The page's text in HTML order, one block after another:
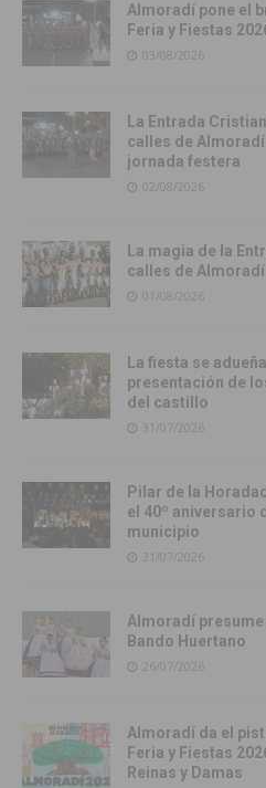
Almoradí pone el
Feria y Fiestas
03/08/2026
La Entrada
calles de
jornada festera
02/08/2026
La magia de la
calles de Almoradí
01/08/2026
La fiesta se
presentación de
del castillo
31/07/2026
Pilar de la
el 40º aniversario
municipio
31/07/2026
Almoradí presume
Bando Huertano
26/07/2026
Almoradí da el
Feria y Fiestas
Reinas y Damas